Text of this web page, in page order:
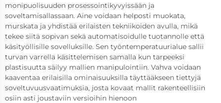
monipuolisuuden prosessointikyvyissään ja
soveltamisallassaan. Aine voidaan helposti muokata,
murskata ja yhdistää erilaisten tekniikoiden avulla, mikä
tekee siitä sopivan sekä automatisoidulle tuotannolle että
käsityöllisille sovelluksille. Sen työntemperatuurialue sallii
turvan varrella käsittelemisen samalla kun tarpeeksi
plastisuutta säilyy mallien manipulointiin. Vahva voidaan
kaaventaa erilaisilla ominaisuuksilla täyttääkseen tiettyjä
soveltuvuusvaatimuksia, josta kovaat mallit rakenteellisiin
osiin asti joustaviin versioihin hienoon